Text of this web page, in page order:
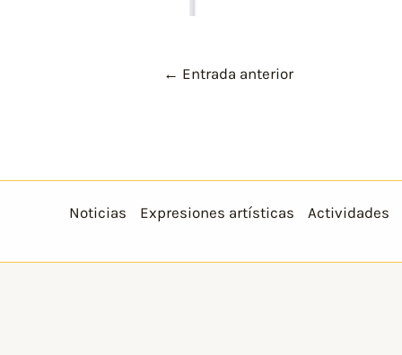
← Entrada anterior
Noticias Expresiones artísticas Actividades